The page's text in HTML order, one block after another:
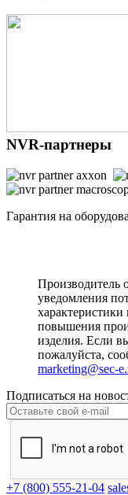
NVR-партнеры
Гарантия на
Производитель
уведомления
повышения
изделия. Если
пожалуйста,
marketing@sec-
Подписаться на
+7 (800) 555-21-04